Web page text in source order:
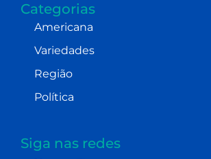
Categorias
Americana
Variedades
Região
Política
Siga nas redes